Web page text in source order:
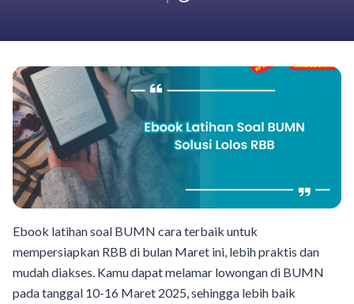
Ebook latihan soal BUMN cara terbaik untuk
mempersiapkan RBB di bulan Maret ini, lebih praktis dan
mudah diakses. Kamu dapat melamar lowongan di BUMN
pada tanggal 10-16 Maret 2025, sehingga lebih baik